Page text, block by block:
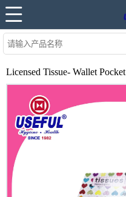
Licensed Tissue- Wallet Pocket